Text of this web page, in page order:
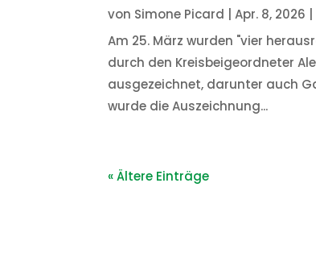
von Simone Picard |Apr. 8, 2026 |
Am 25. März wurden "vier
durch den Kreisbeigeordneter
ausgezeichnet, darunter auch
wurde die Auszeichnung...
« Ältere Einträge